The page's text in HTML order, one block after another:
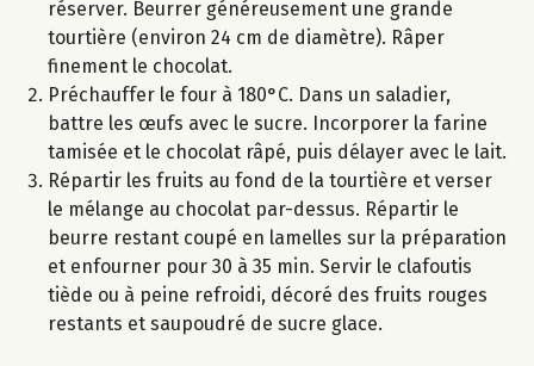
réserver. Beurrer généreusement une grande
tourtière (environ 24 cm de diamètre). Râper
finement le chocolat.
Préchauffer le four à 180°C. Dans un saladier,
battre les œufs avec le sucre. Incorporer la farine
tamisée et le chocolat râpé, puis délayer avec le lait.
Répartir les fruits au fond de la tourtière et verser
le mélange au chocolat par-dessus. Répartir le
beurre restant coupé en lamelles sur la préparation
et enfourner pour 30 à 35 min. Servir le clafoutis
tiède ou à peine refroidi, décoré des fruits rouges
restants et saupoudré de sucre glace.